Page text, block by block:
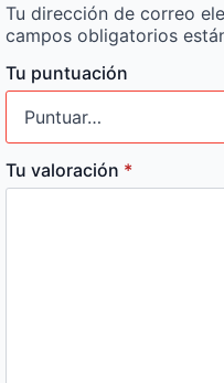
Tu dirección de correo
campos obligatorios
Tu puntuación
Tu valoración *